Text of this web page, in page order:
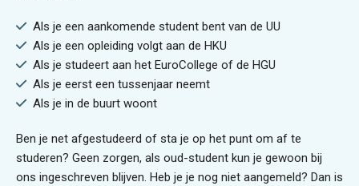
Als je een aankomende student bent van de UU
Als je een opleiding volgt aan de HKU
Als je studeert aan het EuroCollege of de HGU
Als je eerst een tussenjaar neemt
Als je in de buurt woont
Ben je net afgestudeerd of sta je op het punt om af te
studeren? Geen zorgen, als oud-student kun je gewoon bij
ons ingeschreven blijven. Heb je je nog niet aangemeld? Dan is